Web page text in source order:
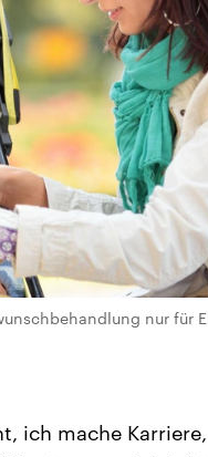
nur für
ich mache